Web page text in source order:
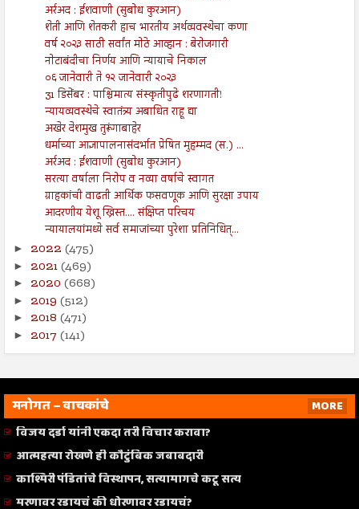
अर्रअद : ईशवाणी (सुबोध कुरआन)
शेती आणि शेतकरी हाच भारतीय अर्थव्यवस्थेचा कणा
वर्ष २०२३ साठी सर्वांत मोठे आव्हान : बेरोजगारी
नोटाबंदीचा निर्णय आणि न्यायाचे निकाल
०६ जानेवारी ते १२ जानेवारी २०२३
31 डिसेंबर : पाश्चिमात्य संस्कृतीपुढे शरणागती!
न्यायव्यवस्थेचे स्वातंत्र्य अबाधित राहू द्या
अखेर देशमुख तुरूंगाबाहेर
धर्माच्या आज्ञापालनासंदर्भात प्रेषित मुहम्मद (स.) ...
अर्रअद : ईशवाणी (सुबोध कुरआन)
सरत्या वर्षाला निरोप व नव्या वर्षाचे स्वागत
ग्राहकांची वाढती आर्थिक फसवणूक आणि सुरक्षा उपाय
आदरणीय येशू ख्रिस्त.... संक्षिप्त परिचय
न्यायालयांमध्ये सर्व समाजांच्या पुरेशा प्रतिनिधित्...
► 2022 (475)
► 2021(469)
► 2020 (668)
► 2019 (512)
► 2018 (471)
► 2017 (141)
मनोगत – वाचकांचे
MORE
विजय दर्डा यांनी एकदा तरी विचार करावा?
आत्महत्या रोखणे ही कौटुंबिक जबाबदारी
काश्मिरी पंडितांचे विस्थापन, सत्यामागचे कटू सत्य
मरणावर रडायचं की धोरणावर रडायचं?